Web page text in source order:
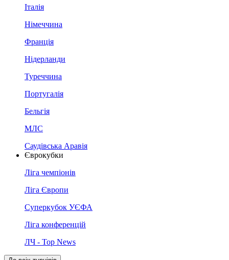
Італія
Німеччина
Франція
Нідерланди
Туреччина
Португалія
Бельгія
МЛС
Саудівська Аравія
Єврокубки
Ліга чемпіонів
Ліга Європи
Суперкубок УЄФА
Ліга конференцій
ЛЧ - Top News